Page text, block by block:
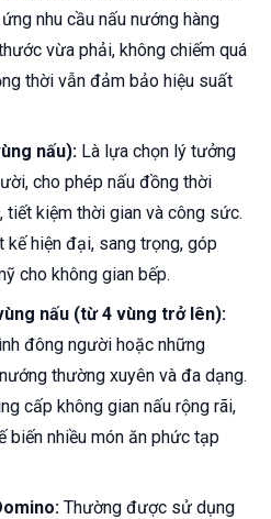
nhu cầu nấu nướng hàng
vừa phải, không chiếm quá
thời vẫn đảm bảo hiệu suất
nấu): Là lựa chọn lý tưởng
cho phép nấu đồng thời
tiết kiệm thời gian và công sức.
kế hiện đại, sang trọng, góp
cho không gian bếp.
nấu (từ 4 vùng trở lên):
đông người hoặc những
thường xuyên và đa dạng.
cấp không gian nấu rộng rãi,
biến nhiều món ăn phức tạp
Thường được sử dụng